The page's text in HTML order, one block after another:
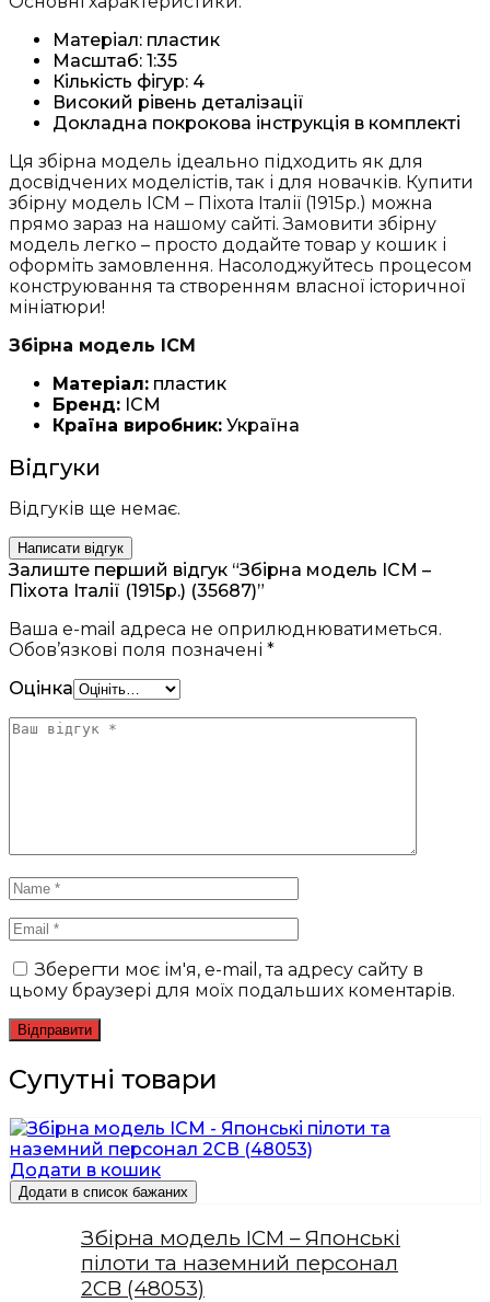
Матеріал: пластик
Масштаб: 1:35
Кількість фігур: 4
Високий рівень деталізації
Докладна покрокова інструкція в комплекті
Ця збірна модель ідеально підходить як для
досвідчених моделістів, так і для новачків. Купити
збірну модель ICM – Піхота Італії (1915р.) можна
прямо зараз на нашому сайті. Замовити збірну
модель легко – просто додайте товар у кошик і
оформіть замовлення. Насолоджуйтесь процесом
конструювання та створенням власної історичної
мініатюри!
Збірна модель ICM
Матеріал: пластик
Бренд: ICM
Країна виробник: Україна
Відгуки
Відгуків ще немає.
Написати відгук
Залиште перший відгук “Збірна модель ICM –
Піхота Італії (1915р.) (35687)”
Ваша e-mail адреса не оприлюднюватиметься.
Обов’язкові поля позначені *
Оцінка
Зберегти моє ім'я, e-mail, та адресу сайту в
цьому браузері для моїх подальших коментарів.
Супутні товари
Додати в кошик
Додати в список бажаних
Збірна модель ICM – Японські
пілоти та наземний персонал
2СВ (48053)